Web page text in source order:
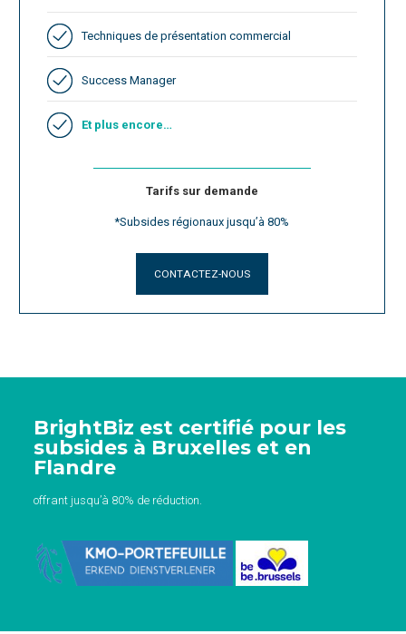
Techniques de présentation commercial
Success Manager
Et plus encore…
Tarifs sur demande
*Subsides régionaux jusqu’à 80%
CONTACTEZ-NOUS
BrightBiz est certifié pour les
subsides à Bruxelles et en
Flandre
offrant jusqu’à 80% de réduction.